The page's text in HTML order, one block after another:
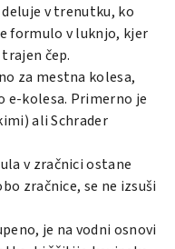
deluje v trenutku, ko
formulo v luknjo, kjer
čep.
za mestna kolesa,
e-kolesa. Primerno je
ali Schrader
v zračnici ostane
zračnice, se ne izsuši
je na vodni osnovi